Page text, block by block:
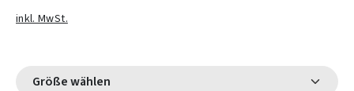
inkl. MwSt.
Größe wählen